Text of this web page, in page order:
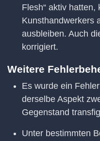
Flesh“ aktiv
Kunsthandwerkers
ausbleiben. Auch
korrigiert.
Weitere
Es wurde ein
derselbe Aspekt
Gegenstand
Unter bestimmten